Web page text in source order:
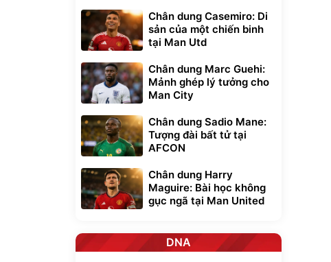
Chân dung Casemiro: Di
sản của một chiến binh
tại Man Utd
Chân dung Marc Guehi:
Mảnh ghép lý tưởng cho
Man City
Chân dung Sadio Mane:
Tượng đài bất tử tại
AFCON
Chân dung Harry
Maguire: Bài học không
gục ngã tại Man United
DNA